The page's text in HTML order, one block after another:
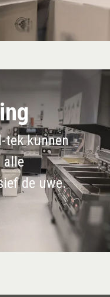
tek kunnen
alle
de uwe.